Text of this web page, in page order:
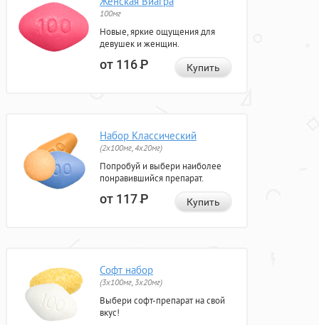
100мг
Новые, яркие ощущения для
девушек и женщин.
от 116Р Купить
Набор Классический
(2x100мг, 4x20мг)
Попробуй и выбери наиболее
понравившийся препарат.
от 117Р Купить
Софт набор
(3x100мг, 3x20мг)
Выбери софт-препарат на свой
вкус!